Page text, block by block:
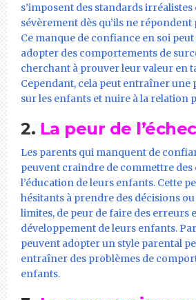
s’imposent des standards irréalistes
sévèrement dès qu’ils ne répondent
Ce manque de confiance en soi peut
adopter des comportements de
cherchant à prouver leur valeur en
Cependant, cela peut entraîner une
sur les enfants et nuire à la relation
2. La peur de l’échec
Les parents qui manquent de
peuvent craindre de commettre
l’éducation de leurs enfants. Cette
hésitants à prendre des décisions
limites, de peur de faire des erreurs
développement de leurs enfants.
peuvent adopter un style parental
entraîner des problèmes de
enfants.